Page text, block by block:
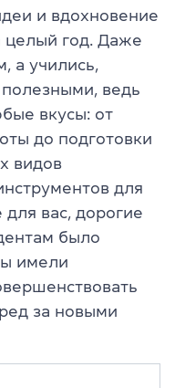
и вдохновение
целый год. Даже
а учились,
ведь
вкусы: от
до подготовки
видов
для
вас, дорогие
было
имели
за новыми